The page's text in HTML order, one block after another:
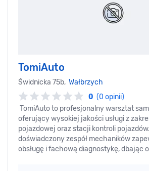
TomiAuto
Świdnicka 75b, Wałbrzych
0 (0 opinii)
TomiAuto to profesjonalny warsztat
oferujący wysokiej jakości usługi z
pojazdowej oraz stacji kontroli
doświadczony zespół mechaników
obsługę i fachową diagnostykę, dbając